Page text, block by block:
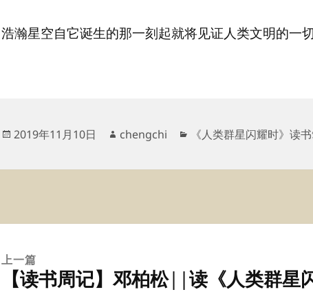
浩瀚星空自它诞生的那一刻起就将见证人类文明的一切
发
于
2019年11月10日
作
chengchi
分
《人类群星闪耀时》读
上一篇
【读书周记】邓柏松||读《人类群星